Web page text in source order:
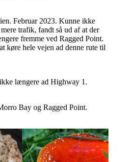
Februar 2023. Kunne ikke
trafik, fandt så ud af at der
fremme ved Ragged Point.
køre hele vejen ad denne rute til
længere ad Highway 1.
Bay og Ragged Point.